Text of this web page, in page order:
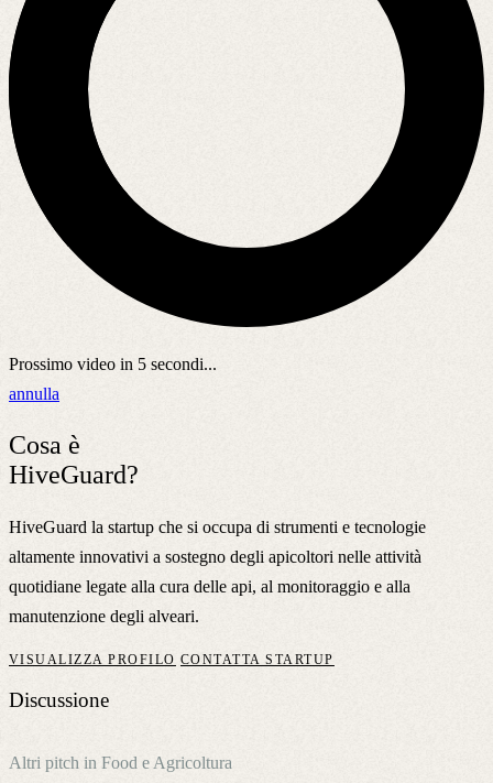
Prossimo video in 5 secondi...
annulla
Cosa è
HiveGuard?
HiveGuard la startup che si occupa di strumenti e tecnologie
altamente innovativi a sostegno degli apicoltori nelle attività
quotidiane legate alla cura delle api, al monitoraggio e alla
manutenzione degli alveari.
VISUALIZZA PROFILO CONTATTA STARTUP
Discussione
Altri pitch in Food e Agricoltura